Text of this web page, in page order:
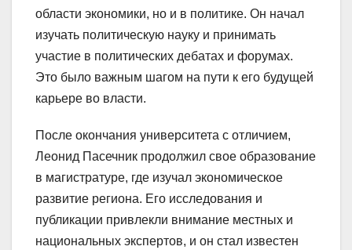
области экономики, но и в политике. Он начал
изучать политическую науку и принимать
участие в политических дебатах и форумах.
Это было важным шагом на пути к его будущей
карьере во власти.
После окончания университета с отличием,
Леонид Пасечник продолжил свое образование
в магистратуре, где изучал экономическое
развитие региона. Его исследования и
публикации привлекли внимание местных и
национальных экспертов, и он стал известен